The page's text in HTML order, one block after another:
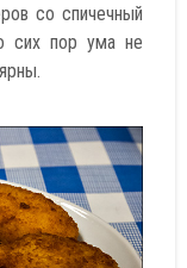
со спичечный
сих пор ума не